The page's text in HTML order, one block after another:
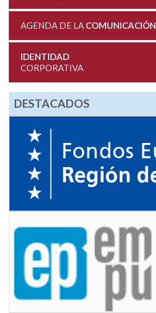
AGENDA DE LA COMUNICACIÓN
IDENTIDAD
CORPORATIVA
DESTACADOS